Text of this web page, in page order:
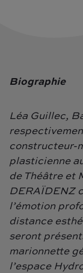
Biographie
Léa Guillec,
constructeur-
plasticienne
de Théâtre et
DERAÏDENZ
l’émotion
distance
seront
marionnette
l’espace